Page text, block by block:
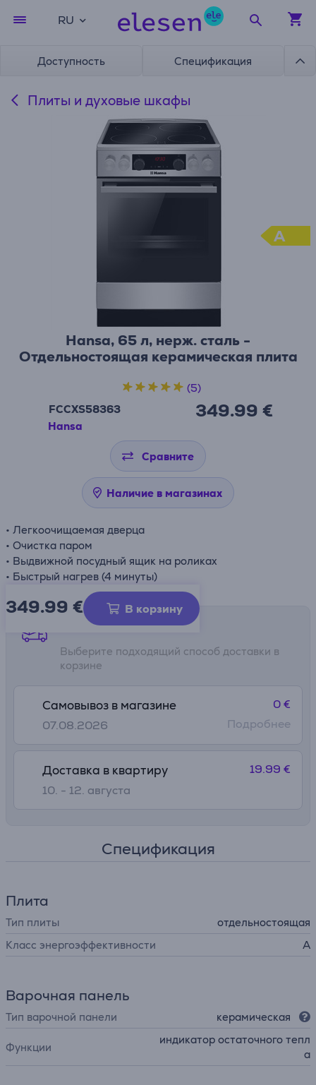
RU
Доступность Спецификация
Плиты и духовые шкафы
Hansa, 65 л, нерж. сталь -
Отдельностоящая керамическая плита
FCCXS58363
Hansa
349.99 €
(5)
Сравните
Наличие в магазинах
• Легкоочищаемая дверца
• Очистка паром
• Выдвижной посудный ящик на роликах
• Быстрый нагрев (4 минуты)
349.99 € В корзину
A
Способы доставки
Выберите подходящий способ доставки в
корзине
Самовывоз в магазине
07.08.2026
0 €
Подробнее
Доставка в квартиру
10. - 12. августа
19.99 €
Спецификация
Плита
Тип плиты
отдельностоящая
Класс энергоэффективности
A
Варочная панель
Тип варочной панели керамическая
Функции
индикатор остаточного тепл
а